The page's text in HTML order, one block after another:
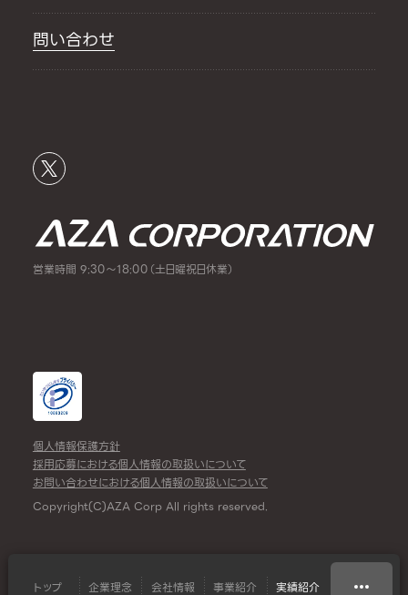
トップ 企業理念 会社情報 事業紹介 実績紹介
問い合わせ
営業時間 9:30～18:00（土日曜祝日休業）
個人情報保護方針
採用応募における個人情報の取扱いについて
お問い合わせにおける個人情報の取扱いについて
Copyright(C)AZA Corp All rights reserved.